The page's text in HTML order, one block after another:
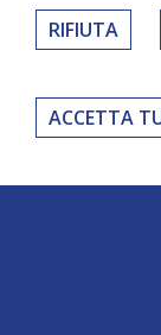
NUOVA
RIFIUTA
ACCETTA